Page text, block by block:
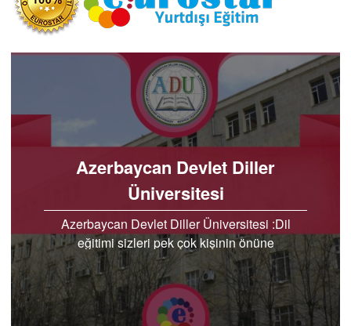
Azerbaycan Devlet Diller
Üniversitesi
Azerbaycan Devlet Diller Üniversitesi :Dil
eğitimi sizleri pek çok kişinin önüne
geçirebilecektir. Günümüzde artık tek dil bilmek
iyi bir iş..